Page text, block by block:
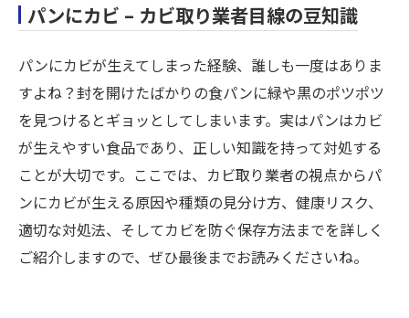
パンにカビ – カビ取り業者目線の豆知識
パンにカビが生えてしまった経験、誰しも一度はありま
すよね？封を開けたばかりの食パンに緑や黒のポツポツ
を見つけるとギョッとしてしまいます。実はパンはカビ
が生えやすい食品であり、正しい知識を持って対処する
ことが大切です。ここでは、カビ取り業者の視点からパ
ンにカビが生える原因や種類の見分け方、健康リスク、
適切な対処法、そしてカビを防ぐ保存方法までを詳しく
ご紹介しますので、ぜひ最後までお読みくださいね。